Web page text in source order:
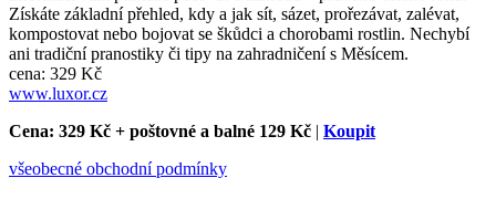
Získáte základní přehled, kdy a jak sít, sázet, prořezávat, zalévat,
kompostovat nebo bojovat se škůdci a chorobami rostlin. Nechybí
ani tradiční pranostiky či tipy na zahradničení s Měsícem.
cena: 329 Kč
www.luxor.cz
Cena: 329 Kč + poštovné a balné 129 Kč | Koupit
všeobecné obchodní podmínky